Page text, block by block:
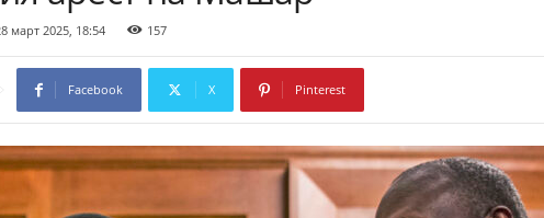
март 2025, 18:54 157
Facebook X Pinterest